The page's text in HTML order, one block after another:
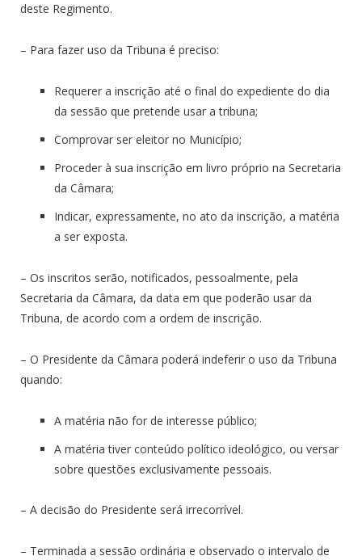
deste Regimento.
– Para fazer uso da Tribuna é preciso:
Requerer a inscrição até o final do expediente do dia
da sessão que pretende usar a tribuna;
Comprovar ser eleitor no Município;
Proceder à sua inscrição em livro próprio na Secretaria
da Câmara;
Indicar, expressamente, no ato da inscrição, a matéria
a ser exposta.
– Os inscritos serão, notificados, pessoalmente, pela
Secretaria da Câmara, da data em que poderão usar da
Tribuna, de acordo com a ordem de inscrição.
– O Presidente da Câmara poderá indeferir o uso da Tribuna
quando:
A matéria não for de interesse público;
A matéria tiver conteúdo político ideológico, ou versar
sobre questões exclusivamente pessoais.
– A decisão do Presidente será irrecorrível.
– Terminada a sessão ordinária e observado o intervalo de